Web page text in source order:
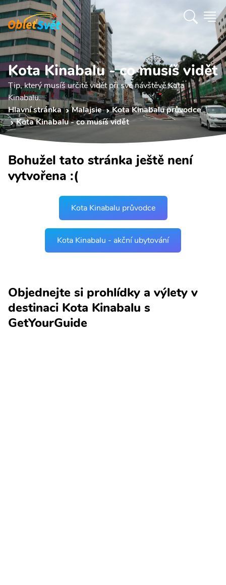
Kota Kinabalu - co musíš vidět
Tip, který musíš určitě vidět při své návštěvě Kota
Kinabalu.
Hlavní stránka
Malajsie
Kota Kinabalu průvodce
Kota Kinabalu - co musíš vidět
Bohužel tato stránka ještě není
vytvořena :(
Kota Kinabalu průvodce
Kota Kinabalu - akční ubytování
Objednejte si prohlídky a výlety v
destinaci Kota Kinabalu s
GetYourGuide